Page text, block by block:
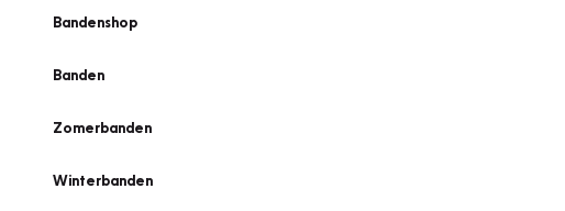
Bandenshop
Banden
Zomerbanden
Winterbanden